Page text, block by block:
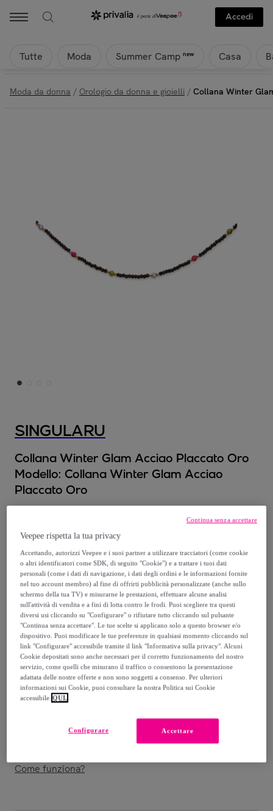
Accedi
Tutte Moda Summer Camp new Casa
Moda da donna / Orologio da donna e gioielli / Collana Winter
SINGULARU
Collana Winter Glam Acciao Placcato Oro
Modello: Collana Winter Glam Acciao
Placcato Oro
29,99 €
- 33%
Venduto daSingularu
Consegna
Consegna da3,99 €
Gratuita da 24,78 € di acquisto
Consegna: tra il11/08
Come funziona?
Veepee rispetta la tua privacy
Accettando, autorizzi Veepee e i suoi partner a utilizzare tracciatori (come cookie
o altri identificatori come SDK, di seguito "Cookie") e a trattare i tuoi dati
personali (come i dati di navigazione, i dati degli ordini e le informazioni fornite
nel tuo account membro) al fine di offrirti pubblicità personalizzate (anche sullo
schermo della tua TV) e misurarne le prestazioni, effettuare alcune analisi
sull'attività di vendita e a fini di lotta contro le frodi. Puoi scegliere tra questi
diversi usi cliccando su "Configurare" o rifiutare tutto cliccando sul pulsante
"Continua senza accettare". Le tue scelte si applicano solo a questo browser e/o
dispositivo. Puoi modificare le tue preferenze in qualsiasi momento cliccando sul
link "Configurare" accessibile tramite il link "Informativa sulla privacy". Alcuni
Cookie depositati sono anche necessari per il corretto funzionamento del nostro
servizio, come quelli che misurano il traffico o consentono la presentazione
adattata delle nostre offerte e non sono soggetti a consenso. Per ulteriori
informazioni sui Cookie, puoi consultare la nostra Politica sui Cookie
accessibile QUI.
Accettare
Configurare
Continua senza accettare